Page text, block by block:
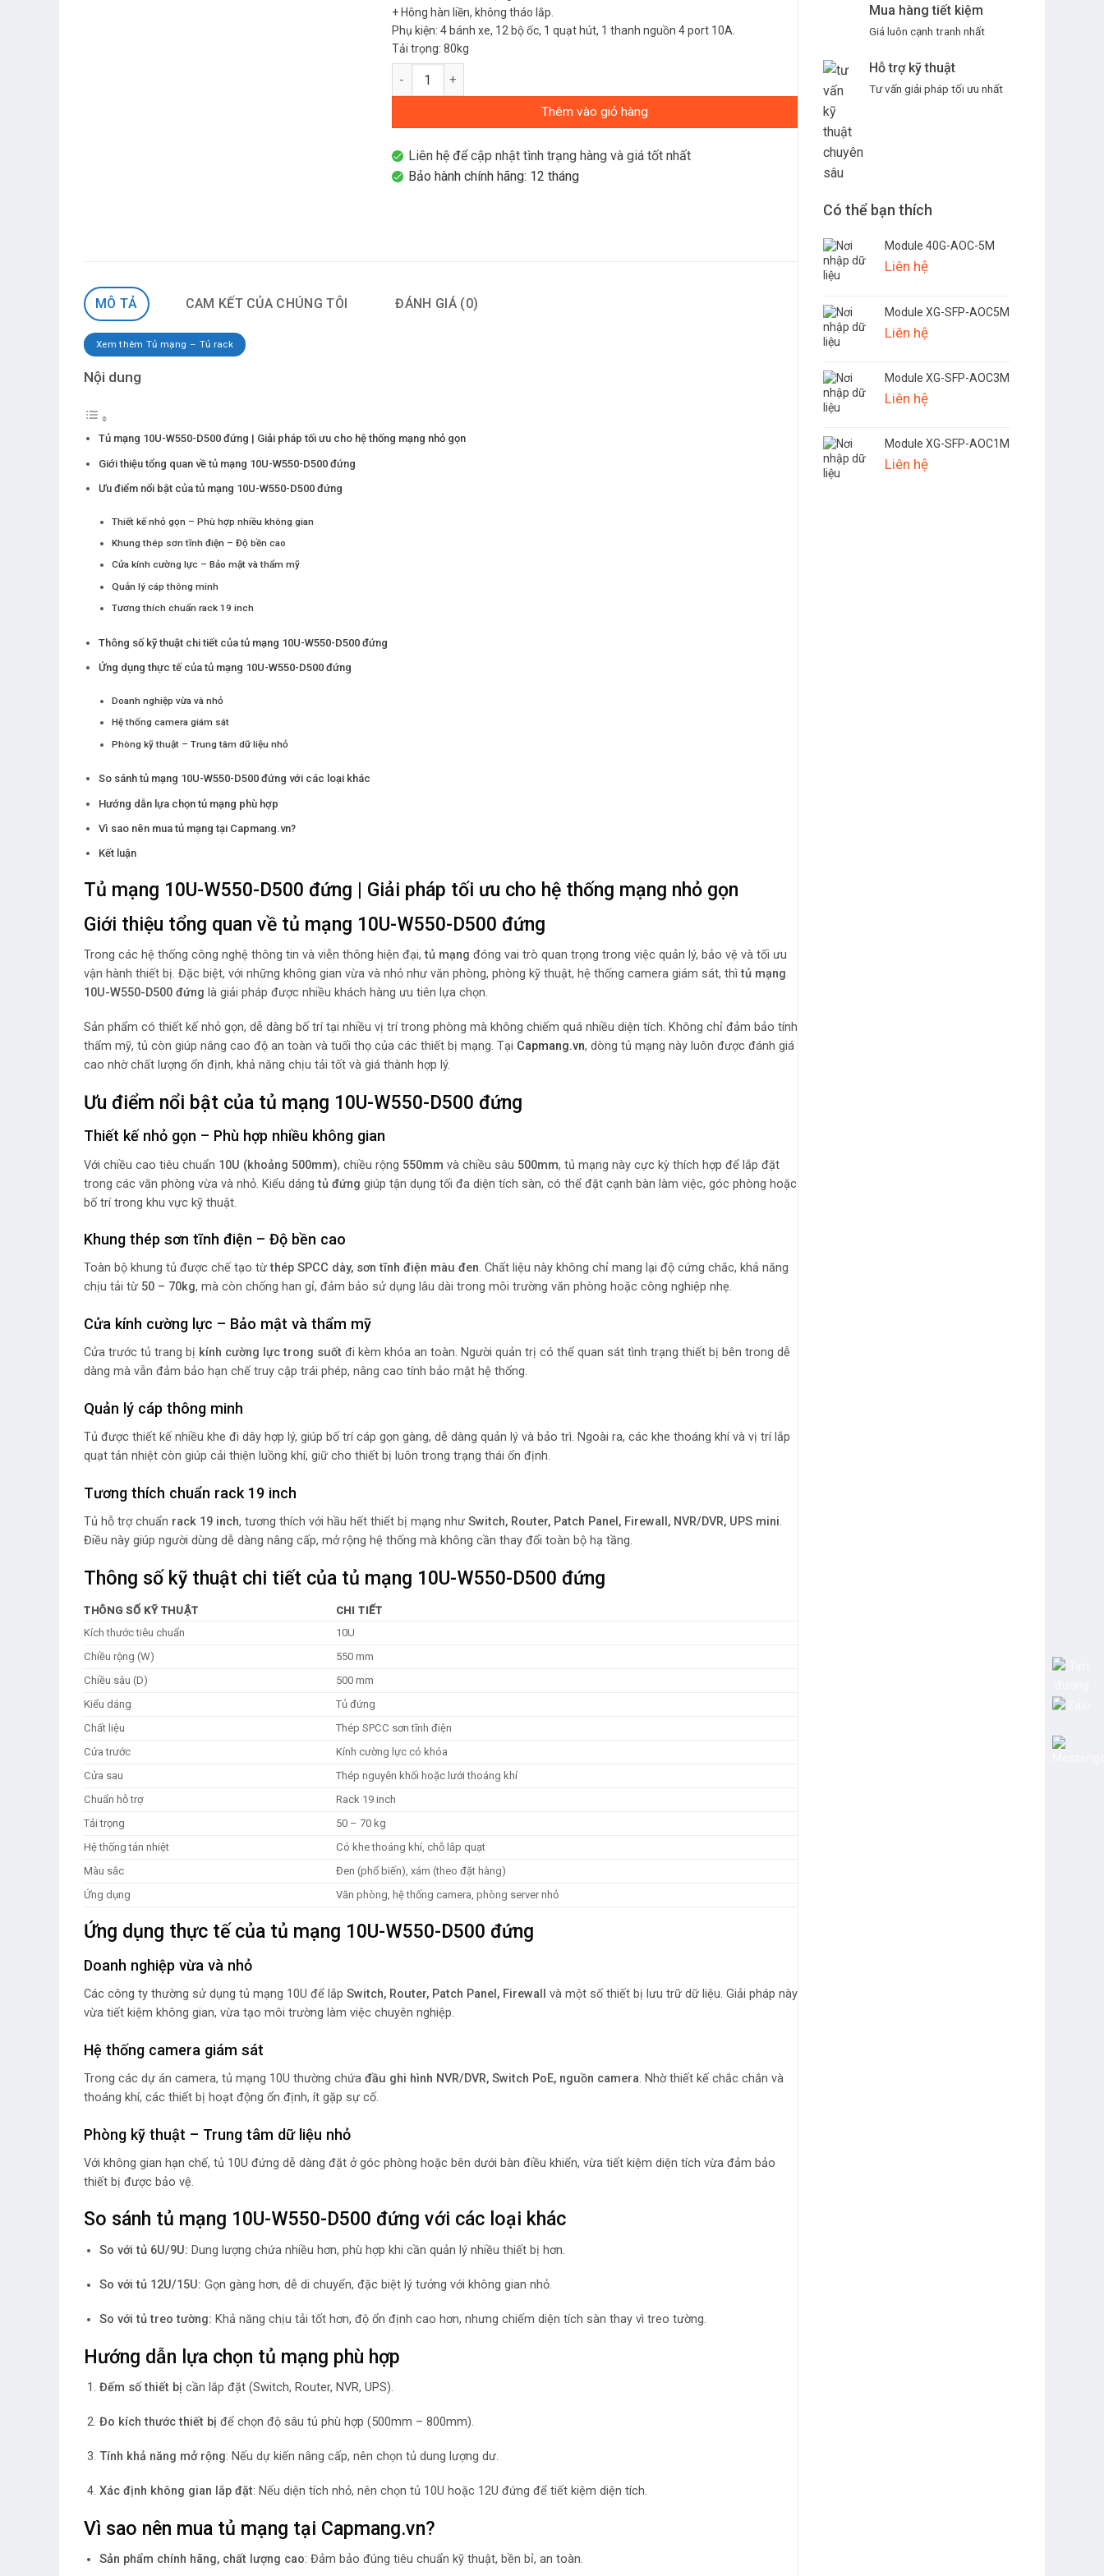
Mua hàng tiết kiệm
Giá luôn cạnh tranh nhất
Hỗ trợ kỹ thuật
Tư vấn giải pháp tối ưu nhất
Có thể bạn thích
Module 40G-AOC-5M
Liên hệ
Module XG-SFP-AOC5M
Liên hệ
Module XG-SFP-AOC3M
Liên hệ
Module XG-SFP-AOC1M
Liên hệ
+ Hông hàn liền, không tháo lắp.
Phụ kiện: 4 bánh xe, 12 bộ ốc, 1 quạt hút, 1 thanh nguồn 4 port 10A.
Tải trọng: 80kg
Tủ mạng 10U-W550-D500 đứng số lượng
Thêm vào giỏ hàng
Liên hệ để cập nhật tình trạng hàng và giá tốt nhất
Bảo hành chính hãng: 12 tháng
MÔ TẢ CAM KẾT CỦA CHÚNG TÔI ĐÁNH GIÁ (0)
Xem thêm Tủ mạng – Tủ rack
Nội dung
Tủ mạng 10U-W550-D500 đứng | Giải pháp tối ưu cho hệ thống mạng nhỏ gọn
Giới thiệu tổng quan về tủ mạng 10U-W550-D500 đứng
Ưu điểm nổi bật của tủ mạng 10U-W550-D500 đứng
Thiết kế nhỏ gọn – Phù hợp nhiều không gian
Khung thép sơn tĩnh điện – Độ bền cao
Cửa kính cường lực – Bảo mật và thẩm mỹ
Quản lý cáp thông minh
Tương thích chuẩn rack 19 inch
Thông số kỹ thuật chi tiết của tủ mạng 10U-W550-D500 đứng
Ứng dụng thực tế của tủ mạng 10U-W550-D500 đứng
Doanh nghiệp vừa và nhỏ
Hệ thống camera giám sát
Phòng kỹ thuật – Trung tâm dữ liệu nhỏ
So sánh tủ mạng 10U-W550-D500 đứng với các loại khác
Hướng dẫn lựa chọn tủ mạng phù hợp
Vì sao nên mua tủ mạng tại Capmang.vn?
Kết luận
Tủ mạng 10U-W550-D500 đứng | Giải pháp tối ưu cho hệ thống mạng nhỏ gọn
Giới thiệu tổng quan về tủ mạng 10U-W550-D500 đứng
Trong các hệ thống công nghệ thông tin và viễn thông hiện đại,tủ mạng đóng vai trò quan trọng trong việc quản lý, bảo vệ và tối ưu
vận hành thiết bị. Đặc biệt, với những không gian vừa và nhỏ như văn phòng, phòng kỹ thuật, hệ thống camera giám sát, thìtủ mạng
10U-W550-D500 đứng là giải pháp được nhiều khách hàng ưu tiên lựa chọn.
Sản phẩm có thiết kế nhỏ gọn, dễ dàng bố trí tại nhiều vị trí trong phòng mà không chiếm quá nhiều diện tích. Không chỉ đảm bảo tính
thẩm mỹ, tủ còn giúp nâng cao độ an toàn và tuổi thọ của các thiết bị mạng. Tại Capmang.vn, dòng tủ mạng này luôn được đánh giá
cao nhờ chất lượng ổn định, khả năng chịu tải tốt và giá thành hợp lý.
Ưu điểm nổi bật của tủ mạng 10U-W550-D500 đứng
Thiết kế nhỏ gọn – Phù hợp nhiều không gian
Với chiều cao tiêu chuẩn 10U (khoảng 500mm), chiều rộng 550mm và chiều sâu 500mm, tủ mạng này cực kỳ thích hợp để lắp đặt
trong các văn phòng vừa và nhỏ. Kiểu dángtủ đứng giúp tận dụng tối đa diện tích sàn, có thể đặt cạnh bàn làm việc, góc phòng hoặc
bố trí trong khu vực kỹ thuật.
Khung thép sơn tĩnh điện – Độ bền cao
Toàn bộ khung tủ được chế tạo từthép SPCC dày, sơn tĩnh điện màu đen. Chất liệu này không chỉ mang lại độ cứng chắc, khả năng
chịu tải từ 50 – 70kg, mà còn chống han gỉ, đảm bảo sử dụng lâu dài trong môi trường văn phòng hoặc công nghiệp nhẹ.
Cửa kính cường lực – Bảo mật và thẩm mỹ
Cửa trước tủ trang bị kính cường lực trong suốt đi kèm khóa an toàn. Người quản trị có thể quan sát tình trạng thiết bị bên trong dễ
dàng mà vẫn đảm bảo hạn chế truy cập trái phép, nâng cao tính bảo mật hệ thống.
Quản lý cáp thông minh
Tủ được thiết kế nhiều khe đi dây hợp lý, giúp bố trí cáp gọn gàng, dễ dàng quản lý và bảo trì. Ngoài ra, các khe thoáng khí và vị trí lắp
quạt tản nhiệt còn giúp cải thiện luồng khí, giữ cho thiết bị luôn trong trạng thái ổn định.
Tương thích chuẩn rack 19 inch
Tủ hỗ trợ chuẩn rack 19 inch, tương thích với hầu hết thiết bị mạng như Switch, Router, Patch Panel, Firewall, NVR/DVR, UPS mini.
Điều này giúp người dùng dễ dàng nâng cấp, mở rộng hệ thống mà không cần thay đổi toàn bộ hạ tầng.
Thông số kỹ thuật chi tiết của tủ mạng 10U-W550-D500 đứng
THÔNG SỐ KỸ THUẬT
CHI TIẾT
Kích thước tiêu chuẩn
10U
Chiều rộng (W)
550 mm
Chiều sâu (D)
500 mm
Kiểu dáng
Tủ đứng
Chất liệu
Thép SPCC sơn tĩnh điện
Cửa trước
Kính cường lực có khóa
Cửa sau
Thép nguyên khối hoặc lưới thoáng khí
Chuẩn hỗ trợ
Rack 19 inch
Tải trọng
50 – 70 kg
Hệ thống tản nhiệt
Có khe thoáng khí, chỗ lắp quạt
Màu sắc
Đen (phổ biến), xám (theo đặt hàng)
Ứng dụng
Văn phòng, hệ thống camera, phòng server nhỏ
Ứng dụng thực tế của tủ mạng 10U-W550-D500 đứng
Doanh nghiệp vừa và nhỏ
Các công ty thường sử dụng tủ mạng 10U để lắp Switch, Router, Patch Panel, Firewall
và một số thiết bị lưu trữ dữ liệu. Giải pháp này
vừa tiết kiệm không gian, vừa tạo môi trường làm việc chuyên nghiệp.
Hệ thống camera giám sát
Trong các dự án camera, tủ mạng 10U thường chứa đầu ghi hình NVR/DVR, Switch PoE, nguồn camera. Nhờ thiết kế chắc chắn và
thoáng khí, các thiết bị hoạt động ổn định, ít gặp sự cố.
Phòng kỹ thuật – Trung tâm dữ liệu nhỏ
Với không gian hạn chế, tủ 10U đứng dễ dàng đặt ở góc phòng hoặc bên dưới bàn điều khiển, vừa tiết kiệm diện tích vừa đảm bảo
thiết bị được bảo vệ.
So sánh tủ mạng 10U-W550-D500 đứng với các loại khác
So với tủ 6U/9U: Dung lượng chứa nhiều hơn, phù hợp khi cần quản lý nhiều thiết bị hơn.
So với tủ 12U/15U: Gọn gàng hơn, dễ di chuyển, đặc biệt lý tưởng với không gian nhỏ.
So với tủ treo tường: Khả năng chịu tải tốt hơn, độ ổn định cao hơn, nhưng chiếm diện tích sàn thay vì treo tường.
Hướng dẫn lựa chọn tủ mạng phù hợp
Đếm số thiết bị cần lắp đặt (Switch, Router, NVR, UPS).
Đo kích thước thiết bị để chọn độ sâu tủ phù hợp (500mm – 800mm).
Tính khả năng mở rộng: Nếu dự kiến nâng cấp, nên chọn tủ dung lượng dư.
Xác định không gian lắp đặt: Nếu diện tích nhỏ, nên chọn tủ 10U hoặc 12U đứng để tiết kiệm diện tích.
Vì sao nên mua tủ mạng tại Capmang.vn?
Sản phẩm chính hãng, chất lượng cao: Đảm bảo đúng tiêu chuẩn kỹ thuật, bền bỉ, an toàn.